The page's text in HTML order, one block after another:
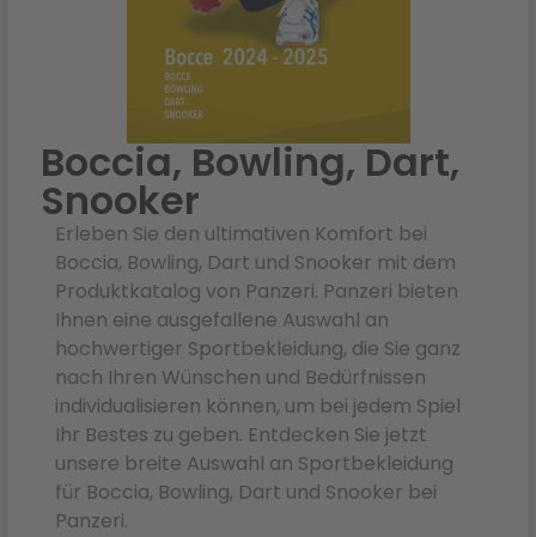
Boccia, Bowling, Dart,
Snooker
Erleben Sie den ultimativen Komfort bei
Boccia, Bowling, Dart und Snooker mit dem
Produktkatalog von Panzeri. Panzeri bieten
Ihnen eine ausgefallene Auswahl an
hochwertiger Sportbekleidung, die Sie ganz
nach Ihren Wünschen und Bedürfnissen
individualisieren können, um bei jedem Spiel
Ihr Bestes zu geben. Entdecken Sie jetzt
unsere breite Auswahl an Sportbekleidung
für Boccia, Bowling, Dart und Snooker bei
Panzeri.